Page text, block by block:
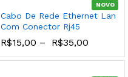
NOVO
Cabo De Rede Ethernet Lan
Com Conector Rj45
R$15,00 – R$35,00